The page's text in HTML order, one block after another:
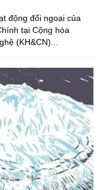
động đối ngoại của
tại Cộng hòa
(KH&CN)...